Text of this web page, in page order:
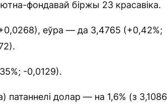
фондавай біржы 23 красавіка.
еўра — да 3,4765 (+0,42%;
-0,0129).
патаннелі долар — на 1,6% (з 3,1086